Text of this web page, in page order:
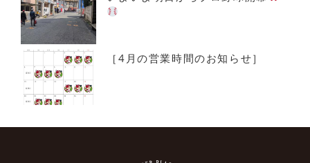
［4月の営業時間のお知らせ］